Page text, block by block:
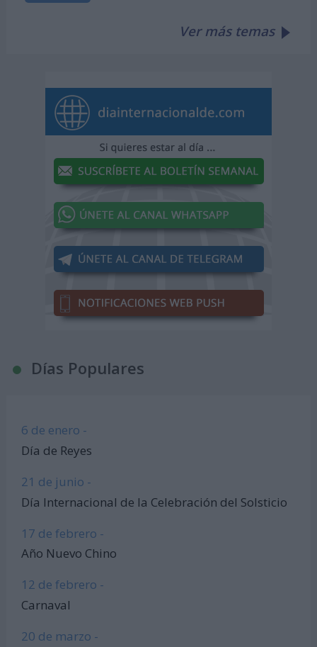
Ver más temas
Días Populares
6 de enero -
Día de Reyes
21 de junio -
Día Internacional de la Celebración del Solsticio
17 de febrero -
Año Nuevo Chino
12 de febrero -
Carnaval
20 de marzo -